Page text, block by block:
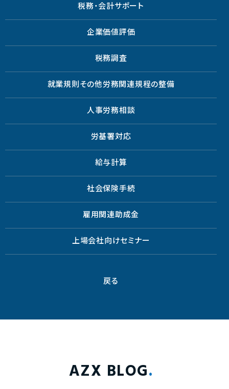
税務・会計サポート
企業価値評価
税務調査
就業規則その他労務関連規程の整備
人事労務相談
労基署対応
給与計算
社会保険手続
雇用関連助成金
上場会社向けセミナー
戻る
AZX BLOG